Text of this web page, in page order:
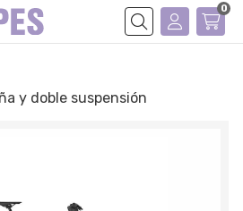
Buscar
0
y doble suspensión